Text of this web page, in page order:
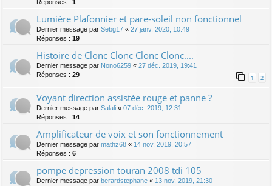
Réponses : 1
Lumière Plafonnier et pare-soleil non fonctionnel
Dernier message par Sebg17 « 27 janv. 2020, 10:49
Réponses : 19
Histoire de Clonc Clonc Clonc Clonc....
Dernier message par Nono6259 « 27 déc. 2019, 19:41
Réponses : 29 1 2
Voyant direction assistée rouge et panne ?
Dernier message par Salali « 07 déc. 2019, 12:31
Réponses : 14
Amplificateur de voix et son fonctionnement
Dernier message par mathz68 « 14 nov. 2019, 20:57
Réponses : 6
pompe depression touran 2008 tdi 105
Dernier message par berardstephane « 13 nov. 2019, 21:30